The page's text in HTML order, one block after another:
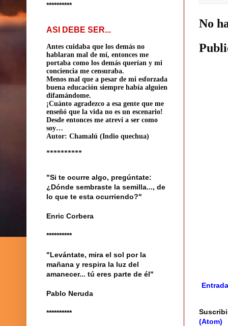
No
(Atom)
**********
ASI DEBE SER...
Antes cuidaba que los demás no
hablaran mal de mí, entonces me
portaba como los demás querían y mi
conciencia me censuraba.
Menos mal que a pesar de mi esforzada
buena educación siempre había alguien
difamándome.
¡Cuánto agradezco a esa gente que me
enseñó que la vida no es un escenario!
Desde entonces me atreví a ser como
soy…
Autor: Chamalú (Indio quechua)
**********
"Si te ocurre algo, pregúntate:
¿Dónde sembraste la semilla..., de
lo que te esta ocurriendo?"
Enric Corbera
**********
"Levántate, mira el sol por la
mañana y respira la luz del
amanecer... tú eres parte de él"
Pablo Neruda
**********